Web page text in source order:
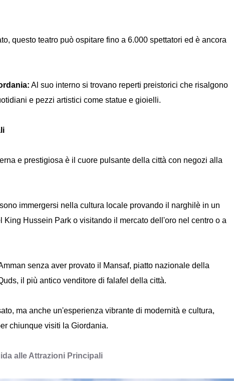
questo teatro può ospitare fino a 6.000 spettatori ed è ancora
Al suo interno si trovano reperti preistorici che risalgono
e pezzi artistici come statue e gioielli.
e prestigiosa è il cuore pulsante della città con negozi alla
immergersi nella cultura locale provando il narghilè in un
Hussein Park o visitando il mercato dell'oro nel centro o a
senza aver provato il Mansaf, piatto nazionale della
il più antico venditore di falafel della città.
ma anche un'esperienza vibrante di modernità e cultura,
chiunque visiti la Giordania.
alle Attrazioni Principali